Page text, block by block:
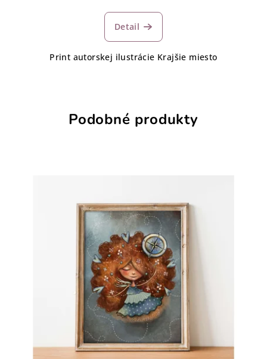
Detail
Print autorskej ilustrácie Krajšie miesto
Podobné produkty